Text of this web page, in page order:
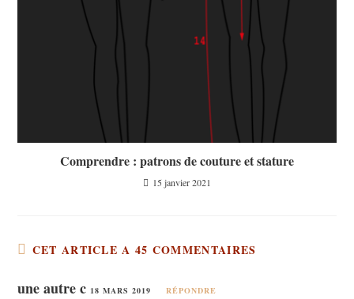
Comprendre : patrons de couture et stature
15 janvier 2021
CET ARTICLE A 45 COMMENTAIRES
une autre c 18 MARS 2019 RÉPONDRE